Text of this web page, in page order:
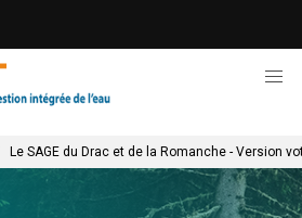
Le SAGE du Drac et de la Romanche - Version